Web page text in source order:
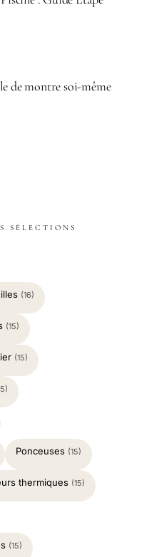
de montre soi-même
SÉLECTIONS
(16)
(15)
(15)
Ponceuses (15)
thermiques (15)
(15)